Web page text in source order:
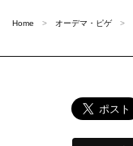
Home オーデマ・ピゲ